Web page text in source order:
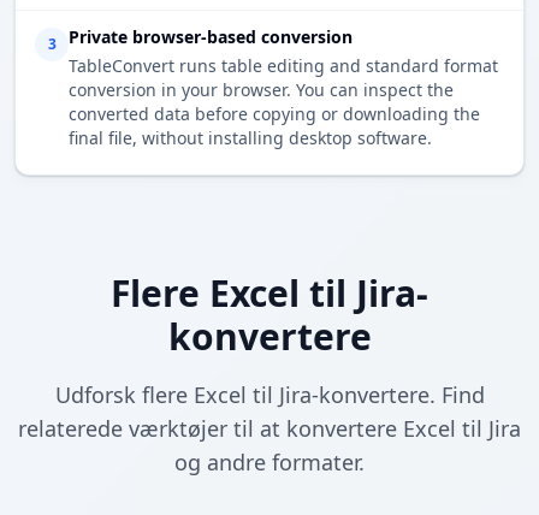
3
Private browser-based conversion
TableConvert runs table editing and standard format
conversion in your browser. You can inspect the
converted data before copying or downloading the
final file, without installing desktop software.
Flere Excel til Jira-
konvertere
Udforsk flere Excel til Jira-konvertere. Find
relaterede værktøjer til at konvertere Excel til Jira
og andre formater.